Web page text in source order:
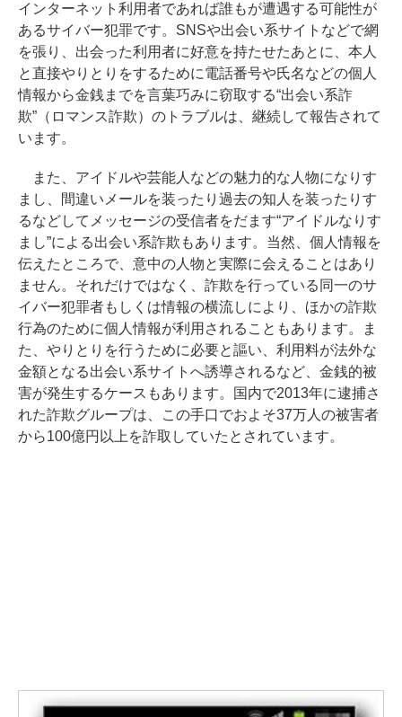
インターネット利用者であれば誰もが遭遇する可能性が
あるサイバー犯罪です。SNSや出会い系サイトなどで網
を張り、出会った利用者に好意を持たせたあとに、本人
と直接やりとりをするために電話番号や氏名などの個人
情報から金銭までを言葉巧みに窃取する“出会い系詐
欺”（ロマンス詐欺）のトラブルは、継続して報告されて
います。
また、アイドルや芸能人などの魅力的な人物になりす
まし、間違いメールを装ったり過去の知人を装ったりす
るなどしてメッセージの受信者をだます“アイドルなりす
まし”による出会い系詐欺もあります。当然、個人情報を
伝えたところで、意中の人物と実際に会えることはあり
ません。それだけではなく、詐欺を行っている同一のサ
イバー犯罪者もしくは情報の横流しにより、ほかの詐欺
行為のために個人情報が利用されることもあります。ま
た、やりとりを行うために必要と謳い、利用料が法外な
金額となる出会い系サイトへ誘導されるなど、金銭的被
害が発生するケースもあります。国内で2013年に逮捕さ
れた詐欺グループは、この手口でおよそ37万人の被害者
から100億円以上を詐取していたとされています。